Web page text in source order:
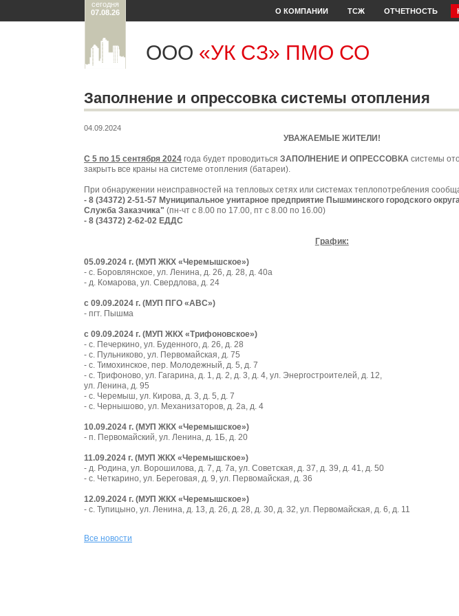
ООО «УК СЗ» ПМО СО
сегодня
07.08.26
О КОМПАНИИ ТСЖ ОТЧЕТНОСТЬ
Заполнение и опрессовка системы отопления
04.09.2024
УВАЖАЕМЫЕ ЖИТЕЛИ!
С 5 по 15 сентября 2024 года будет проводиться ЗАПОЛНЕНИЕ И ОПРЕССОВКА системы
закрыть все краны на системе отопления (батареи).
При обнаружении неисправностей на тепловых сетях или системах теплопотребления
- 8 (34372) 2-51-57 Муниципальное унитарное предприятие Пышминского городского
Служба Заказчика" (пн-чт с 8.00 по 17.00, пт с 8.00 по 16.00)
- 8 (34372) 2-62-02 ЕДДС
График:
05.09.2024 г. (МУП ЖКХ «Черемышское»)
- с. Боровлянское, ул. Ленина, д. 26, д. 28, д. 40а
- д. Комарова, ул. Свердлова, д. 24
с 09.09.2024 г. (МУП ПГО «АВС»)
- пгт. Пышма
с 09.09.2024 г. (МУП ЖКХ «Трифоновское»)
- с. Печеркино, ул. Буденного, д. 26, д. 28
- с. Пульниково, ул. Первомайская, д. 75
- с. Тимохинское, пер. Молодежный, д. 5, д. 7
- с. Трифоново, ул. Гагарина, д. 1, д. 2, д. 3, д. 4, ул. Энергостроителей, д. 12,
ул. Ленина, д. 95
- с. Черемыш, ул. Кирова, д. 3, д. 5, д. 7
- с. Чернышово, ул. Механизаторов, д. 2а, д. 4
10.09.2024 г. (МУП ЖКХ «Черемышское»)
- п. Первомайский, ул. Ленина, д. 1Б, д. 20
11.09.2024 г. (МУП ЖКХ «Черемышское»)
- д. Родина, ул. Ворошилова, д. 7, д. 7а, ул. Советская, д. 37, д. 39, д. 41, д. 50
- с. Четкарино, ул. Береговая, д. 9, ул. Первомайская, д. 36
12.09.2024 г. (МУП ЖКХ «Черемышское»)
- с. Тупицыно, ул. Ленина, д. 13, д. 26, д. 28, д. 30, д. 32, ул. Первомайская, д. 6, д. 11
Все новости